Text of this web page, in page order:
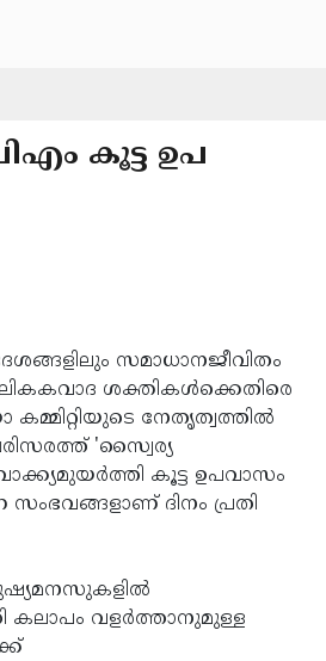
കൂട്ട ഉപ
സമാധാനജീവിതം
ശക്തികള്‍ക്കെതിരെ
നേതൃത്വത്തില്‍
'സ്വൈര്യ
കൂട്ട ഉപവാസം
സംഭവങ്ങളാണ് ദിനം പ്രതി
കലാപം വളര്‍ത്താനുമുള്ള